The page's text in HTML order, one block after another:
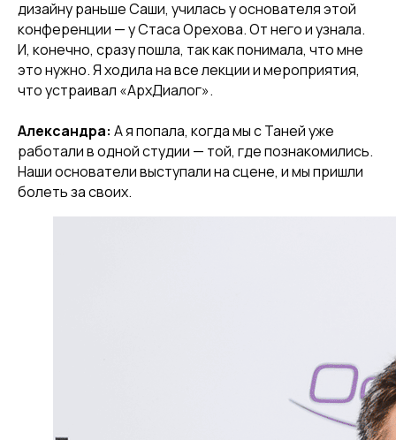
дизайну раньше Саши, училась у основателя этой
конференции — у Стаса Орехова. От него и узнала.
И, конечно, сразу пошла, так как понимала, что мне
это нужно. Я ходила на все лекции и мероприятия,
что устраивал «АрхДиалог».
Александра: А я попала, когда мы с Таней уже
работали в одной студии — той, где познакомились.
Наши основатели выступали на сцене, и мы пришли
болеть за своих.